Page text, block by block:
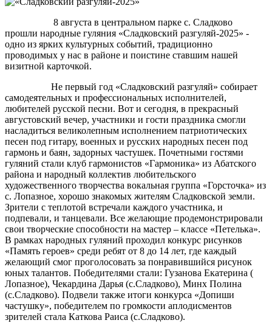
8 августа в центральном парке с. Сладково
прошли народные гуляния «Сладковский разгуляй-2025» -
одно из ярких культурных событий, традиционно
проводимых у нас в районе и поистине ставшим нашей
визитной карточкой.
Не первый год «Сладковский разгуляй» собирает
самодеятельных и профессиональных исполнителей,
любителей русской песни. Вот и сегодня, в прекрасный
августовский вечер, участники и гости праздника смогли
насладиться великолепным исполнением патриотических
песен под гитару, военных и русских народных песен под
гармонь и баян, задорных частушек. Почетными гостями
гуляний стали клуб гармонистов «Гармоника» из Абатского
района и народный коллектив любительского
художественного творчества вокальная группа «Горсточка» из
с. Лопазное, хорошо знакомых жителям Сладковской земли.
Зрители с теплотой встречали каждого участника, и
подпевали, и танцевали. Все желающие продемонстрировали
свои творческие способности на мастер – классе «Петелька».
В рамках народных гуляний проходил конкурс рисунков
«Память героев» среди ребят от 8 до 14 лет, где каждый
желающий смог проголосовать за понравившийся рисунок
юных талантов. Победителями стали: Гузанова Екатерина (
Лопазное), Чекардина Дарья (с.Сладково), Минх Полина
(с.Сладково). Подвели также итоги конкурса «Допиши
частушку», победителем по громкости аплодисментов
зрителей стала Каткова Раиса (с.Сладково).